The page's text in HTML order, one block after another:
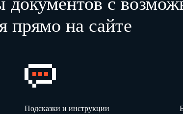
прямо на сайте
Подсказки и инструкции